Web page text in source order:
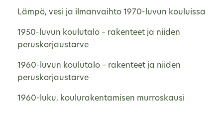
Lämpö, vesi ja ilmanvaihto 1970-luvun kouluissa
1950-luvun koulutalo – rakenteet ja niiden
peruskorjaustarve
1960-luvun koulutalo – rakenteet ja niiden
peruskorjaustarve
1960-luku, koulurakentamisen murroskausi